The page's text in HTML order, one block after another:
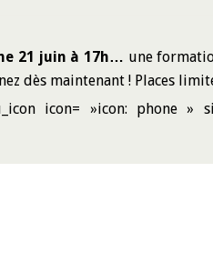
21 juin à 17h… une
dès maintenant ! Places
icon= »icon: phone »